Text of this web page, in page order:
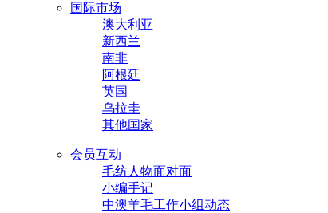
国际市场
澳大利亚
新西兰
南非
阿根廷
英国
乌拉圭
其他国家
会员互动
毛纺人物面对面
小编手记
中澳羊毛工作小组动态